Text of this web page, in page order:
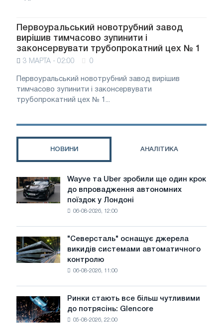
Первоуральський новотрубний завод
вирішив тимчасово зупинити і
законсервувати трубопрокатний цех № 1
3 МАРТА - 02:00 0
Первоуральський новотрубний завод вирішив
тимчасово зупинити і законсервувати
трубопрокатний цех № 1...
НОВИНИ АНАЛІТИКА
Wayve
та
Uber
крок
до
поїздок
у
Лондоні
Wayve та Uber зробили ще один крок
до впровадження автономних
поїздок у Лондоні
06-08-2026, 12:00
"Северсталь"
оснащує
джерела
автоматичного
контролю
"Северсталь" оснащує джерела
викидів системами автоматичного
контролю
06-08-2026, 11:00
Ринки
стають
все
Ринки стають все більш чутливими
до потрясінь: Glencore
05-08-2026, 22:00